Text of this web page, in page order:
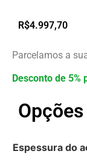
R$4.997,70
Parcelamos a
Desconto de
Espessura do